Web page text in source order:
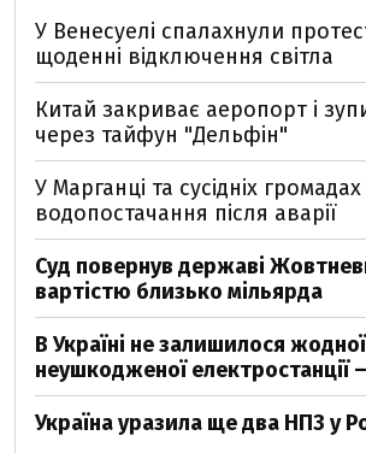
У Венесуелі спалахнули
щоденні відключення світла
Китай закриває аеропорт і
через тайфун "Дельфін"
У Марганці та сусідніх
водопостачання після аварії
Суд повернув державі
вартістю близько мільярда
В Україні не залишилося жодної
неушкодженої електростанції
Україна уразила ще два НПЗ у